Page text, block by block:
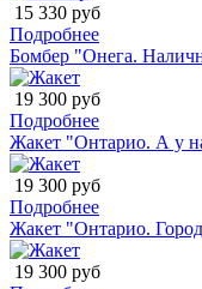
15 330 руб
Подробнее
Бомбер "Онега.
19 300 руб
Подробнее
Жакет "Онтарио. А у
19 300 руб
Подробнее
Жакет "Онтарио.
19 300 руб